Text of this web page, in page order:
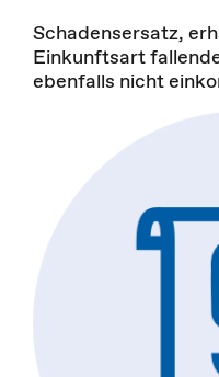
Schadensersatz,
Einkunftsart
ebenfalls nicht